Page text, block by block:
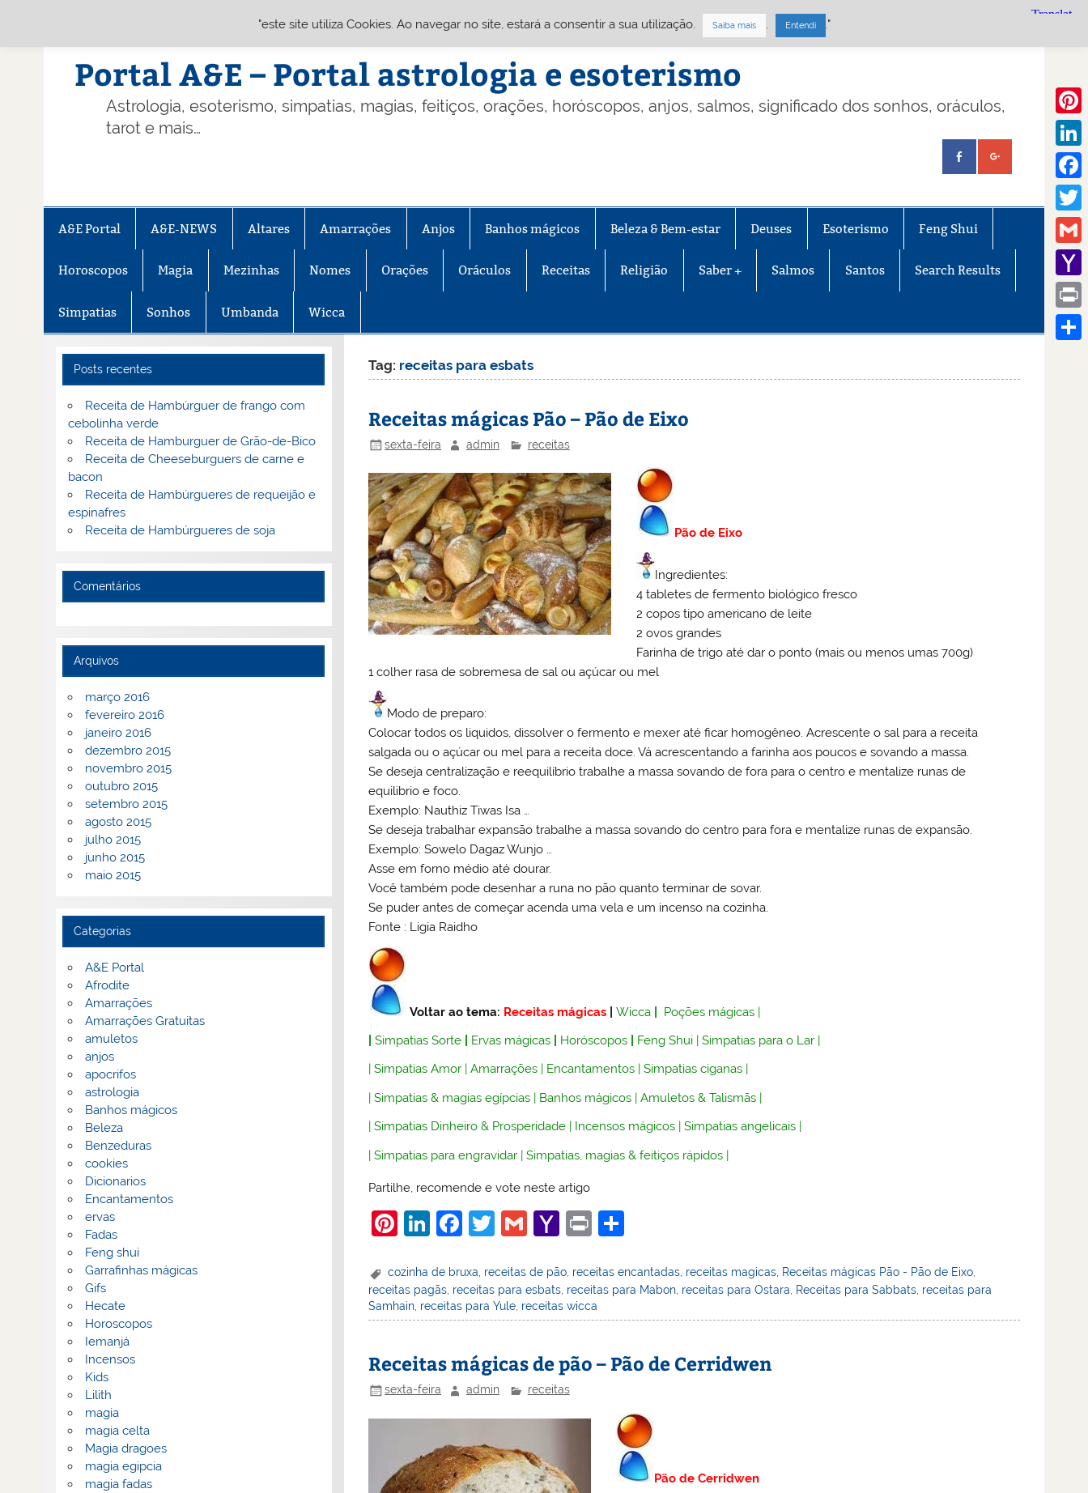
Portal A&E – Portal astrologia e esoterismo
Astrologia, esoterismo, simpatias, magias, feitiços, orações, horóscopos, anjos, salmos, significado dos sonhos, oráculos,
tarot e mais…
A&E Portal A&E-NEWS Altares Amarrações Anjos Banhos mágicos Beleza & Bem-estar Deuses Esoterismo Feng Shui
Horoscopos Magia Mezinhas Nomes Orações Oráculos Receitas Religião Saber + Salmos Santos Search Results
Simpatias Sonhos Umbanda Wicca
Tag: receitas para esbats
Receitas mágicas Pão – Pão de Eixo
sexta-feira admin receitas
Pão de Eixo
Ingredientes:
4 tabletes de fermento biológico fresco
2 copos tipo americano de leite
2 ovos grandes
Farinha de trigo até dar o ponto (mais ou menos umas 700g)
1 colher rasa de sobremesa de sal ou açúcar ou mel
Modo de preparo:
Colocar todos os liquidos, dissolver o fermento e mexer até ficar homogêneo. Acrescente o sal para a receita
salgada ou o açúcar ou mel para a receita doce. Vá acrescentando a farinha aos poucos e sovando a massa.
Se deseja centralização e reequilíbrio trabalhe a massa sovando de fora para o centro e mentalize runas de
equilibrio e foco.
Exemplo: Nauthiz Tiwas Isa …
Se deseja trabalhar expansão trabalhe a massa sovando do centro para fora e mentalize runas de expansão.
Exemplo: Sowelo Dagaz Wunjo …
Asse em forno médio até dourar.
Você também pode desenhar a runa no pão quanto terminar de sovar.
Se puder antes de começar acenda uma vela e um incenso na cozinha.
Fonte : Ligia Raidho
Voltar ao tema: Receitas mágicas Wicca Poções mágicas |
|Simpatias Sorte Ervas mágicas Horóscopos Feng Shui |Simpatias para o Lar |
|Simpatias Amor |Amarrações Encantamentos |Simpatias ciganas
|Simpatias & magias egípcias | Banhos mágicos |Amuletos & Talismãs |
|Simpatias Dinheiro & Prosperidade | Incensos mágicos |Simpatias angelicais |
|Simpatias para engravidar |Simpatias, magias & feitiços rápidos |
Partilhe, recomende e vote neste artigo
Pi
er
e
st
Li
k
e
dI
n
F
c
e
b
o
o
k
T
itt
er
G
ai
l
Y
h
o
o
M
ai
l
Pr
t
ar
e
cozinha de bruxa, receitas de pão, receitas encantadas, receitas magicas, Receitas mágicas Pão - Pão de Eixo,
receitas pagãs receitas para esbats receitas para Mabon receitas para Ostara Receitas para Sabbats receitas para
Samhain receitas para Yule receitas wicca
Receitas mágicas de pão – Pão de Cerridwen
sexta-feira admin receitas
Pão de Cerridwen
Posts recentes
Receita de Hambúrguer de frango com
cebolinha verde
Receita de Hamburguer de Grão-de-Bico
Receita de Cheeseburguers de carne e
bacon
Receita de Hambúrgueres de requeijão e
espinafres
Receita de Hambúrgueres de soja
Comentários
Arquivos
março 2016
fevereiro 2016
janeiro 2016
dezembro 2015
novembro 2015
outubro 2015
setembro 2015
agosto 2015
julho 2015
junho 2015
maio 2015
Categorias
A&E Portal
Afrodite
Amarrações
Amarrações Gratuitas
amuletos
anjos
apocrifos
astrologia
Banhos mágicos
Beleza
Benzeduras
cookies
Dicionarios
Encantamentos
ervas
Fadas
Feng shui
Garrafinhas mágicas
Gifs
Hecate
Horoscopos
Iemanjá
Incensos
Kids
Lilith
magia
magia celta
Magia dragoes
magia egipcia
magia fadas
Gmail
Mail
Print
"este site utiliza Cookies. Ao navegar no site, estará a consentir a sua utilização. Saiba mais . Entendi ."